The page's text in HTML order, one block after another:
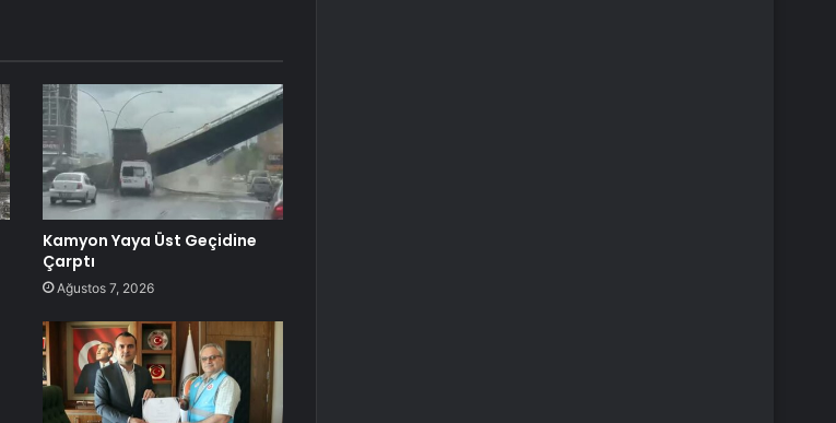
Kamyon Yaya Üst Geçidine
Çarptı
Ağustos 7, 2026